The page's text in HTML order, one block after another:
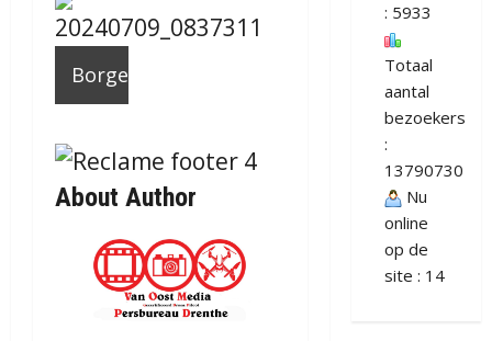
Borger
About Author
: 5933
Totaal
aantal
bezoekers
:
13790730
Nu
online
op de
site : 14